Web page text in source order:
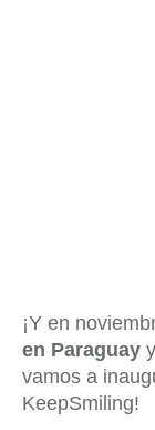
¡Y en
en Paraguay
vamos a
KeepSmiling!